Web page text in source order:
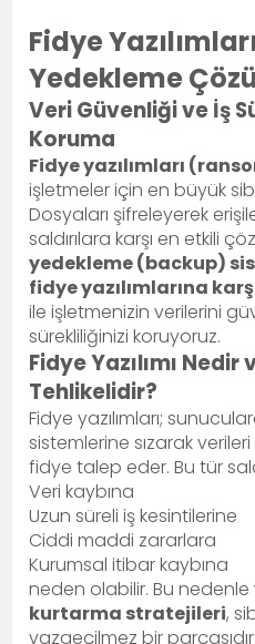
Fidye
Yedekleme
Veri Güvenliği ve İş
Koruma
Fidye yazılımları
işletmeler için en büyük
Dosyaları şifreleyerek
saldırılara karşı en etkili
yedekleme (backup)
fidye yazılımlarına
ile işletmenizin verilerini
sürekliliğinizi koruyoruz.
Fidye Yazılımı Nedir
Tehlikelidir?
Fidye yazılımları;
sistemlerine sızarak
fidye talep eder. Bu tür
Veri kaybına
Uzun süreli iş kesintilerine
Ciddi maddi zararlara
Kurumsal itibar kaybına
neden olabilir. Bu nedenle
kurtarma stratejileri,
vazgeçilmez bir parçasıdır.